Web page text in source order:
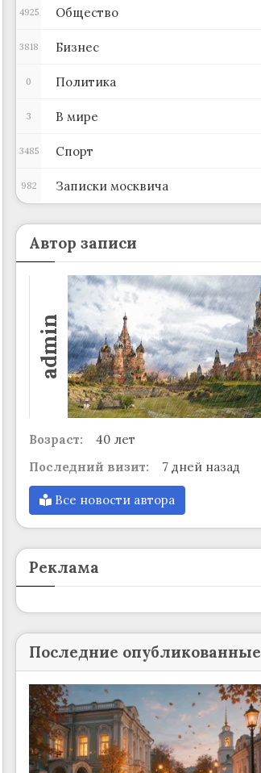
Общество
4925
Бизнес
3818
Политика
0
В мире
3
Спорт
3485
Записки москвича
982
Автор записи
admin
Возраст:
40 лет
Последний визит:
7 дней назад
Все новости автора
Реклама
Последние опубликованные